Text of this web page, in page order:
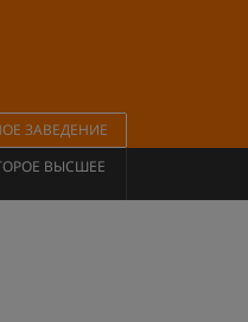
ЗАВЕДЕНИЕ
ВЫСШЕЕ